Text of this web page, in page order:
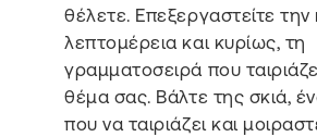
θέλετε. Επεξεργαστείτε την
λεπτομέρεια και κυρίως, τη
γραμματοσειρά που
θέμα σας. Βάλτε της σκιά,
που να ταιριάζει και